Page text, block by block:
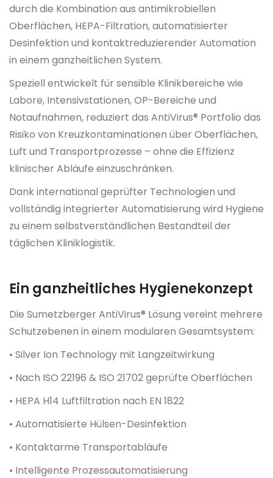
durch die Kombination aus antimikrobiellen
Oberflächen, HEPA-Filtration, automatisierter
Desinfektion und kontaktreduzierender Automation
in einem ganzheitlichen System.
Speziell entwickelt für sensible Klinikbereiche wie
Labore, Intensivstationen, OP-Bereiche und
Notaufnahmen, reduziert das AntiVirus® Portfolio das
Risiko von Kreuzkontaminationen über Oberflächen,
Luft und Transportprozesse – ohne die Effizienz
klinischer Abläufe einzuschränken.
Dank international geprüfter Technologien und
vollständig integrierter Automatisierung wird Hygiene
zu einem selbstverständlichen Bestandteil der
täglichen Kliniklogistik.
Ein ganzheitliches Hygienekonzept
Die Sumetzberger AntiVirus® Lösung vereint mehrere
Schutzebenen in einem modularen Gesamtsystem:
• Silver Ion Technology mit Langzeitwirkung
• Nach ISO 22196 & ISO 21702 geprüfte Oberflächen
• HEPA H14 Luftfiltration nach EN 1822
• Automatisierte Hülsen-Desinfektion
• Kontaktarme Transportabläufe
• Intelligente Prozessautomatisierung